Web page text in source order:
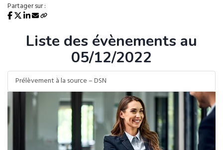
Partager sur :
Liste des évènements au
05/12/2022
Prélèvement à la source – DSN